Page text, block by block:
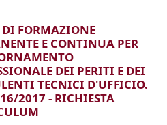
DI FORMAZIONE
E CONTINUA PER
DEI PERITI E DEI
TECNICI D'UFFICIO.
2017 - RICHIESTA